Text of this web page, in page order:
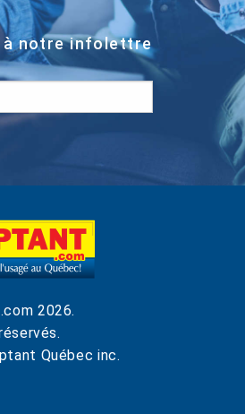
à notre infolettre
2026.
Québec inc.